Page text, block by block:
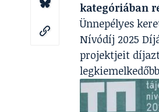
kategóriában
Ünnepélyes
Nívódíj 2025
projektjeit